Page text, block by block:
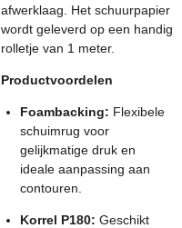
afwerklaag. Het schuurpapier
wordt geleverd op een handig
rolletje van 1 meter.
Productvoordelen
Foambacking: Flexibele
schuimrug voor
gelijkmatige druk en
ideale aanpassing aan
contouren.
Korrel P180: Geschikt